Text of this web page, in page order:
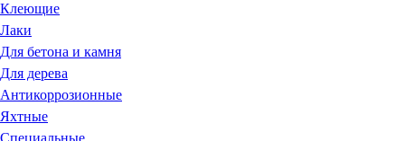
Клеющие
Лаки
Для бетона и камня
Для дерева
Антикоррозионные
Яхтные